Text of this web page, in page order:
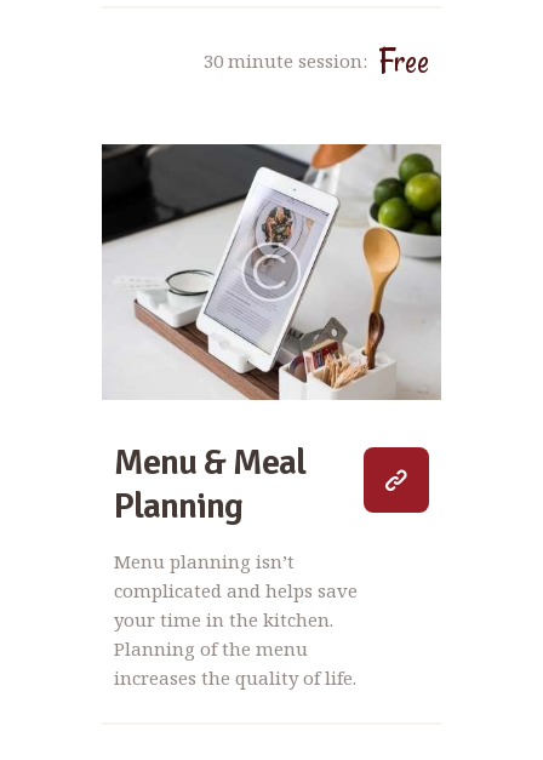
30 minute session: Free
Menu & Meal
Planning
Menu planning isn’t
complicated and helps save
your time in the kitchen.
Planning of the menu
increases the quality of life.